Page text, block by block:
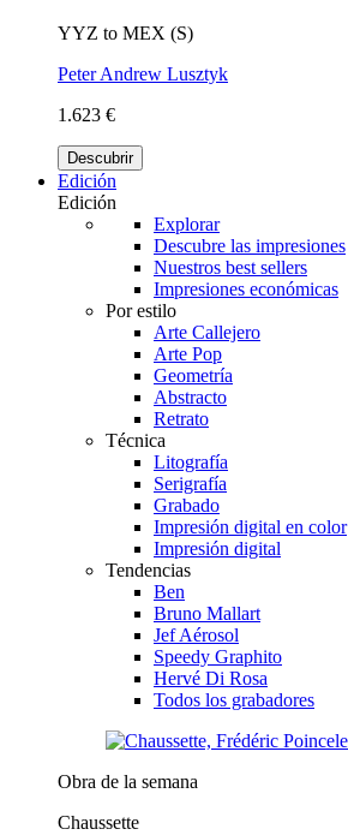
YYZ to MEX (S)
Peter Andrew Lusztyk
1.623 €
Descubrir
Edición
Edición
Explorar
Descubre las impresiones
Nuestros best sellers
Impresiones económicas
Por estilo
Arte Callejero
Arte Pop
Geometría
Abstracto
Retrato
Técnica
Litografía
Serigrafía
Grabado
Impresión digital en color
Impresión digital
Tendencias
Ben
Bruno Mallart
Jef Aérosol
Speedy Graphito
Hervé Di Rosa
Todos los grabadores
Obra de la semana
Chaussette